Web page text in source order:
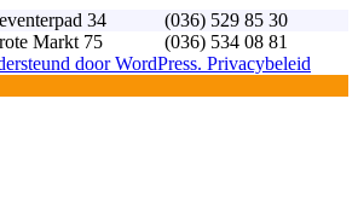
34
(036) 529 85 30
Markt 75
(036) 534 08 81
door WordPress. Privacybeleid